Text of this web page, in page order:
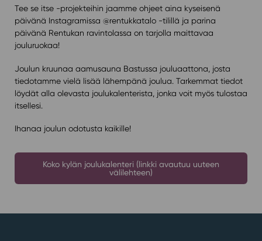
Tee se itse -projekteihin jaamme ohjeet aina kyseisenä
päivänä Instagramissa @rentukkatalo -tilillä ja parina
päivänä Rentukan ravintolassa on tarjolla maittavaa
jouluruokaa!
Joulun kruunaa aamusauna Bastussa jouluaattona, josta
tiedotamme vielä lisää lähempänä joulua. Tarkemmat tiedot
löydät alla olevasta joulukalenterista, jonka voit myös tulostaa
itsellesi.
Ihanaa joulun odotusta kaikille!
Koko kylän joulukalenteri (linkki avautuu uuteen
välilehteen)